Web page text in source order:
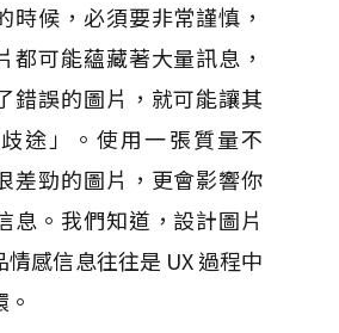
時候，必須要非常謹慎，
都可能蘊藏著大量訊息，
錯誤的圖片，就可能讓其
途」。使用一張質量不
差勁的圖片，更會影響你
息。 我們知道，設計圖片
情感信息往往是 UX 過程中